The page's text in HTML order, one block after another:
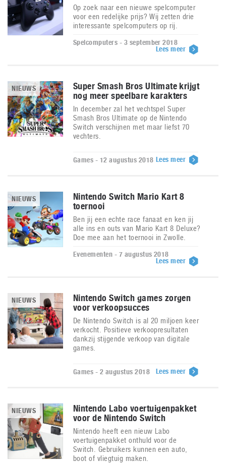
Op zoek naar een nieuwe spelcomputer
voor een redelijke prijs? Wij zetten drie
interessante spelcomputers op rij.
Spelcomputers - 3 september 2018
Lees meer
NIEUWS
Super Smash Bros Ultimate krijgt
nog meer speelbare karakters
In december zal het vechtspel Super
Smash Bros Ultimate op de Nintendo
Switch verschijnen met maar liefst 70
vechters.
Games - 12 augustus 2018 Lees meer
NIEUWS
Nintendo Switch Mario Kart 8
toernooi
Ben jij een echte race fanaat en ken jij
alle ins en outs van Mario Kart 8 Deluxe?
Doe mee aan het toernooi in Zwolle.
Evenementen - 7 augustus 2018
Lees meer
NIEUWS
Nintendo Switch games zorgen
voor verkoopsucces
De Nintendo Switch is al 20 miljoen keer
verkocht. Positieve verkoopresultaten
dankzij stijgende verkoop van digitale
games.
Games - 2 augustus 2018 Lees meer
NIEUWS
Nintendo Labo voertuigenpakket
voor de Nintendo Switch
Nintendo heeft een nieuw Labo
voertuigenpakket onthuld voor de
Switch. Gebruikers kunnen een auto,
boot of vliegtuig maken.